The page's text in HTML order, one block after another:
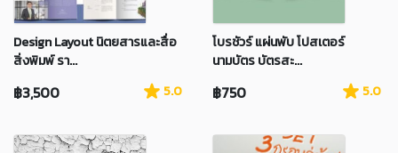
Design Layout นิตยสารและสื่อ
สิ่งพิมพ์ รา...
฿3,500 5.0
โบรชัวร์ แผ่นพับ โปสเตอร์
นามบัตร บัตรสะ...
฿750 5.0